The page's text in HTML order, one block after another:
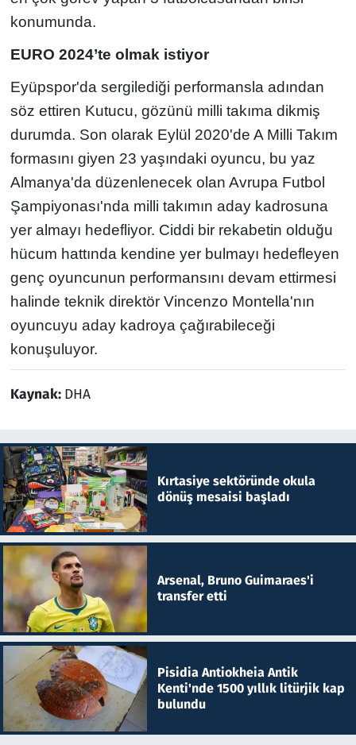
konumunda.
EURO 2024’te olmak istiyor
Eyüpspor'da sergilediği performansla adından
söz ettiren Kutucu, gözünü milli takıma dikmiş
durumda. Son olarak Eylül 2020'de A Milli Takım
formasını giyen 23 yaşındaki oyuncu, bu yaz
Almanya'da düzenlenecek olan Avrupa Futbol
Şampiyonası'nda milli takımın aday kadrosuna
yer almayı hedefliyor. Ciddi bir rekabetin olduğu
hücum hattında kendine yer bulmayı hedefleyen
genç oyuncunun performansını devam ettirmesi
halinde teknik direktör Vincenzo Montella'nın
oyuncuyu aday kadroya çağırabileceği
konuşuluyor.
Kaynak: DHA
Kırtasiye sektöründe okula
dönüş mesaisi başladı
Arsenal, Bruno Guimaraes'i
transfer etti
Pisidia Antiokheia Antik
Kenti'nde 1500 yıllık litürjik kap
bulundu